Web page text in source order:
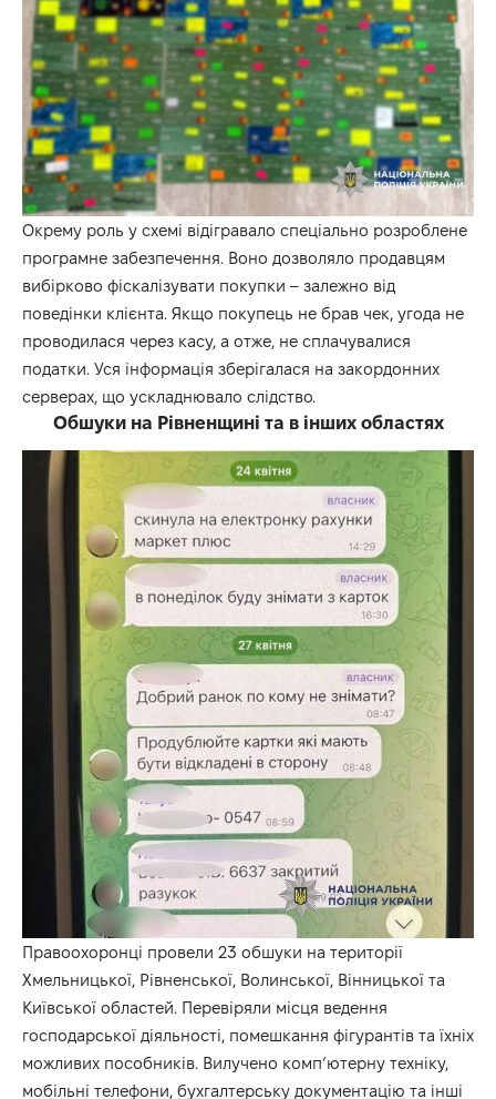
Окрему роль у схемі відігравало спеціально розроблене
програмне забезпечення. Воно дозволяло продавцям
вибірково фіскалізувати покупки – залежно від
поведінки клієнта. Якщо покупець не брав чек, угода не
проводилася через касу, а отже, не сплачувалися
податки. Уся інформація зберігалася на закордонних
серверах, що ускладнювало слідство.
Обшуки на Рівненщині та в інших областях
Правоохоронці провели 23 обшуки на території
Хмельницької, Рівненської, Волинської, Вінницької та
Київської областей. Перевіряли місця ведення
господарської діяльності, помешкання фігурантів та їхніх
можливих пособників. Вилучено комп’ютерну техніку,
мобільні телефони, бухгалтерську документацію та інші